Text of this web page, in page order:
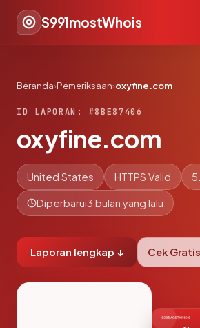
S991mostWhois
Beranda›Pemeriksaan›oxyfine.com
ID LAPORAN: #8BE87406
oxyfine.com
United States HTTPS Valid
Diperbarui3 bulan yang lalu
Laporan lengkap ↓ Cek Gratis